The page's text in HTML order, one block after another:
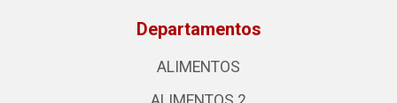
Departamentos
ALIMENTOS